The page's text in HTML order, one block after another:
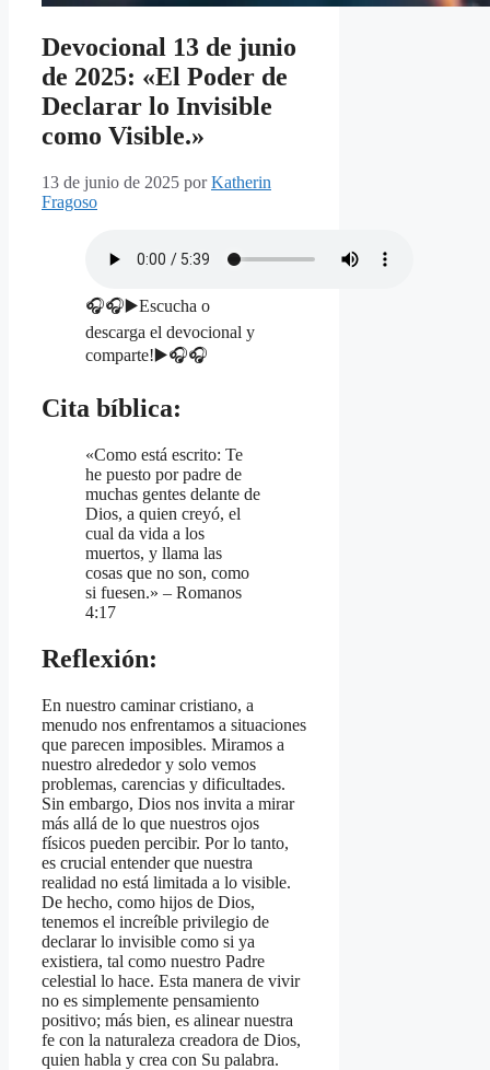
Devocional 13 de junio
de 2025: «El Poder de
Declarar lo Invisible
como Visible.»
13 de junio de 2025 porKatherin
Fragoso
🎧🎧▶️Escucha o
descarga el devocional y
comparte!▶️🎧🎧
Cita bíblica:
«Como está escrito: Te
he puesto por padre de
muchas gentes delante de
Dios, a quien creyó, el
cual da vida a los
muertos, y llama las
cosas que no son, como
si fuesen.» – Romanos
4:17
Reflexión:
En nuestro caminar cristiano, a
menudo nos enfrentamos a situaciones
que parecen imposibles. Miramos a
nuestro alrededor y solo vemos
problemas, carencias y dificultades.
Sin embargo, Dios nos invita a mirar
más allá de lo que nuestros ojos
físicos pueden percibir. Por lo tanto,
es crucial entender que nuestra
realidad no está limitada a lo visible.
De hecho, como hijos de Dios,
tenemos el increíble privilegio de
declarar lo invisible como si ya
existiera, tal como nuestro Padre
celestial lo hace. Esta manera de vivir
no es simplemente pensamiento
positivo; más bien, es alinear nuestra
fe con la naturaleza creadora de Dios,
quien habla y crea con Su palabra.